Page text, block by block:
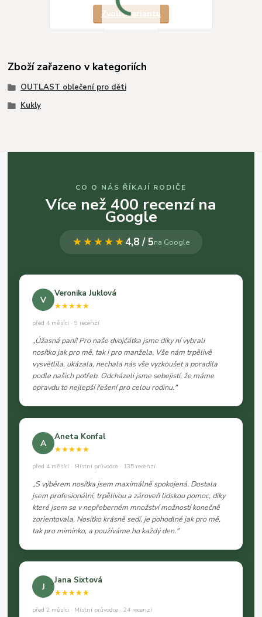
Zvolit variantu
Zboží zařazeno v kategoriích
OUTLAST oblečení pro děti
Kukly
CO O NÁS ŘÍKAJÍ RODIČE
Více než 400 recenzí na
Google
★★★★★4,8 / 5na Google
V
Veronika Juklová
★★★★★
před 4 měsíci · 9 recenzí
„Úžasná paní! Pro naše dvojčátka jsme díky ní vybrali
nosítko jak pro mě, tak i pro manžela. Vše nám trpělivě
vysvětlila, ukázala, nechala nás vše vyzkoušet a poradila
podle našich potřeb. Odcházeli jsme sebejistí, že máme
opravdu to nejlepší řešení pro celou rodinu."
A
Aneta Konfal
★★★★★
před 4 měsíci · Místní průvodce · 135 recenzí
„S výběrem nosítka jsem maximálně spokojená. Dostala
jsem profesionální, trpělivou a zároveň lidskou pomoc, díky
které jsem se v nepřeberném množství možností konečně
zorientovala. Nosítko krásně sedí, je pohodlné jak pro mě,
tak pro miminko, a používáme ho každý den."
J
Jana Sixtová
★★★★★
před 2 měsíci · Místní průvodce · 24 recenzí